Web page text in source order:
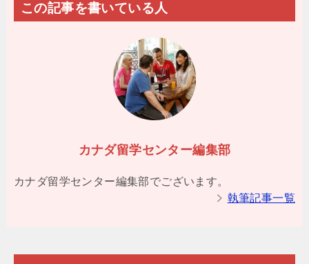
この記事を書いている人
カナダ留学センター編集部
カナダ留学センター編集部でございます。
執筆記事一覧